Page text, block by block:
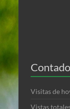
Visitas de
Vistas